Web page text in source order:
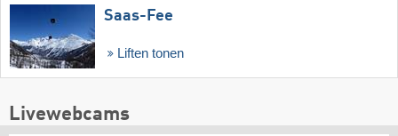
Saas-Fee
Liften tonen
Livewebcams